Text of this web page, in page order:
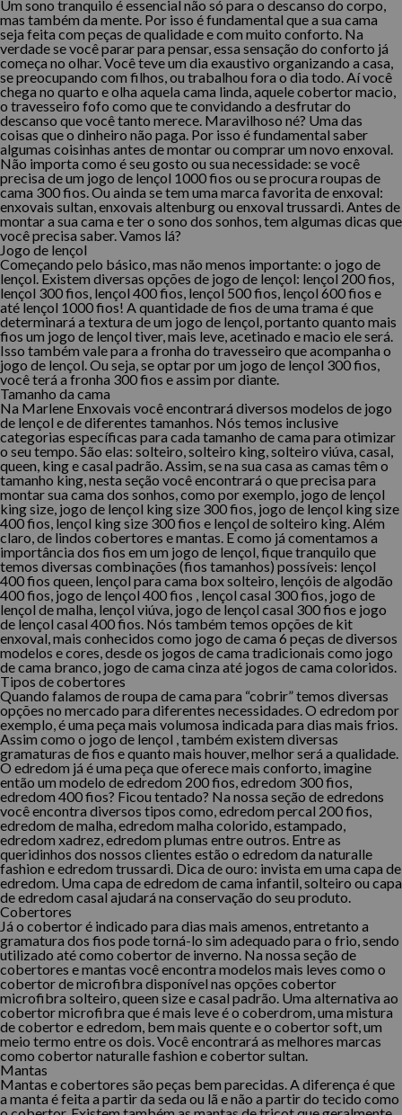
Um sono tranquilo é essencial não só para o descanso do corpo,
mas também da mente. Por isso é fundamental que a sua cama
seja feita com peças de qualidade e com muito conforto. Na
verdade se você parar para pensar, essa sensação do conforto já
começa no olhar. Você teve um dia exaustivo organizando a casa,
se preocupando com filhos, ou trabalhou fora o dia todo. Aí você
chega no quarto e olha aquela cama linda, aquele cobertor macio,
o travesseiro fofo como que te convidando a desfrutar do
descanso que você tanto merece. Maravilhoso né? Uma das
coisas que o dinheiro não paga. Por isso é fundamental saber
algumas coisinhas antes de montar ou comprar um novo enxoval.
Não importa como é seu gosto ou sua necessidade: se você
precisa de um jogo de lençol 1000 fios ou se procura roupas de
cama 300 fios. Ou ainda se tem uma marca favorita de enxoval:
enxovais sultan, enxovais altenburg ou enxoval trussardi. Antes de
montar a sua cama e ter o sono dos sonhos, tem algumas dicas que
você precisa saber. Vamos lá?
Jogo de lençol
Começando pelo básico, mas não menos importante: o jogo de
lençol. Existem diversas opções de jogo de lençol: lençol 200 fios,
lençol 300 fios, lençol 400 fios, lençol 500 fios, lençol 600 fios e
até lençol 1000 fios! A quantidade de fios de uma trama é que
determinará a textura de um jogo de lençol, portanto quanto mais
fios um jogo de lençol tiver, mais leve, acetinado e macio ele será.
Isso também vale para a fronha do travesseiro que acompanha o
jogo de lençol. Ou seja, se optar por um jogo de lençol 300 fios,
você terá a fronha 300 fios e assim por diante.
Tamanho da cama
Na Marlene Enxovais você encontrará diversos modelos de jogo
de lençol e de diferentes tamanhos. Nós temos inclusive
categorias específicas para cada tamanho de cama para otimizar
o seu tempo. São elas: solteiro, solteiro king, solteiro viúva, casal,
queen, king e casal padrão. Assim, se na sua casa as camas têm o
tamanho king, nesta seção você encontrará o que precisa para
montar sua cama dos sonhos, como por exemplo, jogo de lençol
king size, jogo de lençol king size 300 fios, jogo de lençol king size
400 fios, lençol king size 300 fios e lençol de solteiro king. Além
claro, de lindos cobertores e mantas. E como já comentamos a
importância dos fios em um jogo de lençol, fique tranquilo que
temos diversas combinações (fios tamanhos) possíveis: lençol
400 fios queen, lençol para cama box solteiro, lençóis de algodão
400 fios, jogo de lençol 400 fios , lençol casal 300 fios, jogo de
lençol de malha, lençol viúva, jogo de lençol casal 300 fios e jogo
de lençol casal 400 fios. Nós também temos opções de kit
enxoval, mais conhecidos como jogo de cama 6 peças de diversos
modelos e cores, desde os jogos de cama tradicionais como jogo
de cama branco, jogo de cama cinza até jogos de cama coloridos.
Tipos de cobertores
Quando falamos de roupa de cama para “cobrir” temos diversas
opções no mercado para diferentes necessidades. O edredom por
exemplo, é uma peça mais volumosa indicada para dias mais frios.
Assim como o jogo de lençol , também existem diversas
gramaturas de fios e quanto mais houver, melhor será a qualidade.
O edredom já é uma peça que oferece mais conforto, imagine
então um modelo de edredom 200 fios, edredom 300 fios,
edredom 400 fios? Ficou tentado? Na nossa seção de edredons
você encontra diversos tipos como, edredom percal 200 fios,
edredom de malha, edredom malha colorido, estampado,
edredom xadrez, edredom plumas entre outros. Entre as
queridinhos dos nossos clientes estão o edredom da naturalle
fashion e edredom trussardi. Dica de ouro: invista em uma capa de
edredom. Uma capa de edredom de cama infantil, solteiro ou capa
de edredom casal ajudará na conservação do seu produto.
Cobertores
Já o cobertor é indicado para dias mais amenos, entretanto a
gramatura dos fios pode torná-lo sim adequado para o frio, sendo
utilizado até como cobertor de inverno. Na nossa seção de
cobertores e mantas você encontra modelos mais leves como o
cobertor de microfibra disponível nas opções cobertor
microfibra solteiro, queen size e casal padrão. Uma alternativa ao
cobertor microfibra que é mais leve é o coberdrom, uma mistura
de cobertor e edredom, bem mais quente e o cobertor soft, um
meio termo entre os dois. Você encontrará as melhores marcas
como cobertor naturalle fashion e cobertor sultan.
Mantas
Mantas e cobertores são peças bem parecidas. A diferença é que
a manta é feita a partir da seda ou lã e não a partir do tecido como